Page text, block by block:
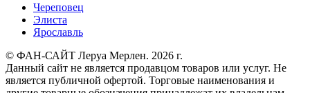
Череповец
Элиста
Ярославль
© ФАН-САЙТ Леруа Мерлен. 2026 г.
Данный сайт не является продавцом товаров или услуг. Не
является публичной офертой. Торговые наименования и